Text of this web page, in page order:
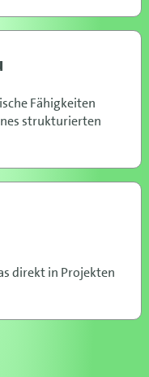
Fähigkeiten
strukturierten
direkt in Projekten